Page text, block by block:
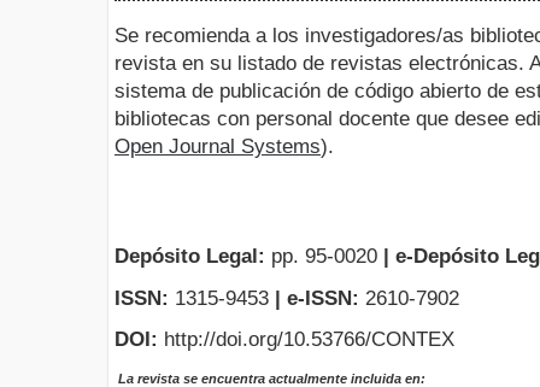
Se recomienda a los investigadores/as
revista en su listado de revistas electrónicas.
sistema de publicación de código abierto de
bibliotecas con personal docente que desee
Open Journal Systems).
Depósito Legal: pp. 95-0020
e-Depósito
ISSN: 1315-9453 | e-ISSN: 2610-7902
DOI: http://doi.org/10.53766/CONTEX
La revista se encuentra actualmente incluida en: